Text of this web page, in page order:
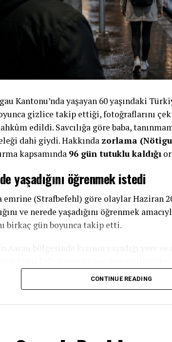
Kantonu’nda yaşayan 60 yaşındaki
gizlice takip ettiği, fotoğraflarını
edildi. Savcılığa göre baba,
dahi giydi. Hakkında zorlama
kapsamında 96 gün tutuklu kaldığı
yaşadığını öğrenmek istedi
emrine (Strafbefehl) göre olaylar Haziran
ve nerede yaşadığını öğrenmek
birkaç gün boyunca takip etti.
gözlemledi ve çok sayıda fotoğrafını
sordu, iş yerinden itibaren takip etti
CONTINUE READING